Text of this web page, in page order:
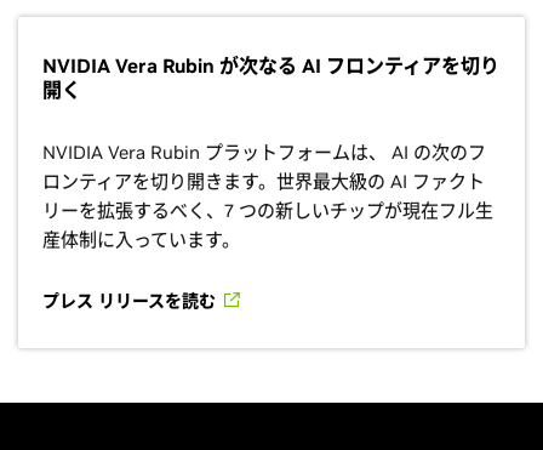
NVIDIA Vera Rubin が次なる AI フロンティアを切り
開く
NVIDIA Vera Rubin プラットフォームは、 AI の次のフ
ロンティアを切り開きます。世界最大級の AI ファクト
リーを拡張するべく、7 つの新しいチップが現在フル生
産体制に入っています。
プレス リリースを読む